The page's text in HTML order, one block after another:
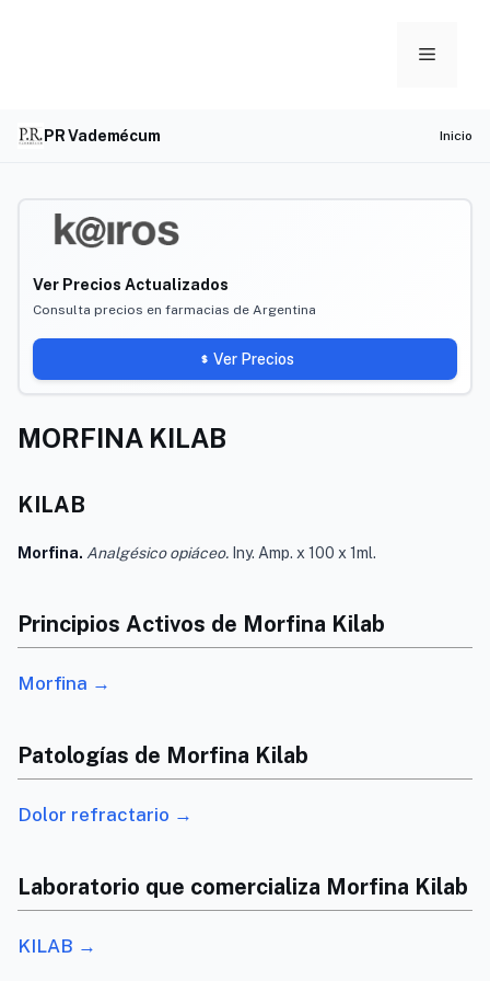
Menu
PR Vademécum Inicio
Ver Precios Actualizados
Consulta precios en farmacias de Argentina
Ver Precios
MORFINA KILAB
KILAB
Morfina. Analgésico opiáceo. Iny. Amp. x 100 x 1ml.
Principios Activos de Morfina Kilab
Morfina →
Patologías de Morfina Kilab
Dolor refractario →
Laboratorio que comercializa Morfina Kilab
KILAB →